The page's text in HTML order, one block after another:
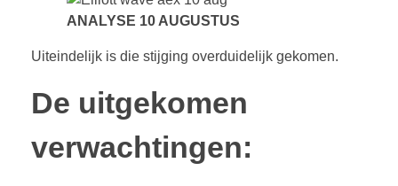
ANALYSE 10 AUGUSTUS
Uiteindelijk is die stijging overduidelijk gekomen.
De uitgekomen
verwachtingen: